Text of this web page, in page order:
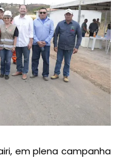
em plena campanha